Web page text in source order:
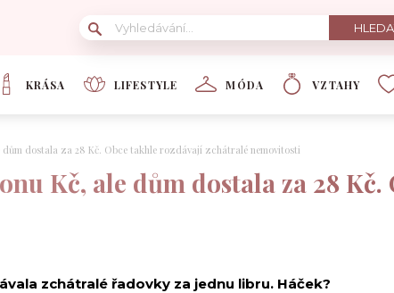
KRÁSA LIFESTYLE MÓDA VZTAHY
dům dostala za 28 Kč. Obce takhle rozdávají zchátralé nemovitosti
Kč, ale dům dostala za 28
zchátralé řadovky za jednu libru. Háček?